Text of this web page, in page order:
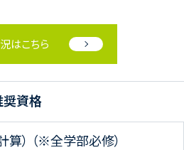
はこちら
奨資格
） （※全学部必修）